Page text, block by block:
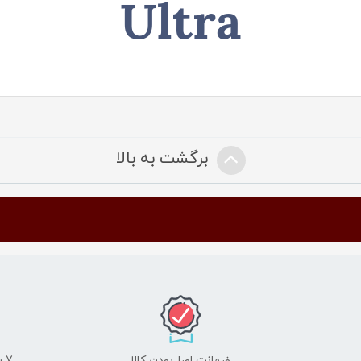
Ultra
برگشت به بالا